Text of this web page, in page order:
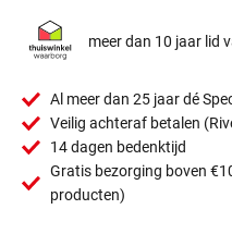
meer dan 10 jaar lid
Al meer dan 25 jaar dé
Veilig achteraf betalen
14 dagen bedenktijd
Gratis bezorging boven
producten)